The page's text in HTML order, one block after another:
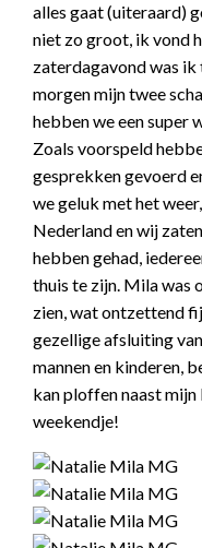
alles gaat (uiteraard)
niet zo groot, ik vond
zaterdagavond was
morgen mijn twee
hebben we een super
Zoals voorspeld
gesprekken gevoerd
we geluk met het
Nederland en wij
hebben gehad,
thuis te zijn. Mila was
zien, wat ontzettend
gezellige afsluiting
mannen en kinderen,
kan ploffen naast mijn
weekendje!